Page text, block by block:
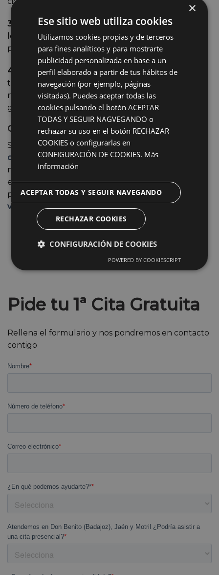
3. Recuperación rápida.La aplicación de anestesia
local facilita la recuperación, permitiendo al
paciente regresar a casa el mismo día.
4. Seguimiento continuo.Nuestro precio del
trasplante capilar incluye citas y revisiones con
nuestra especialista eninjerto capilar en Badajoz
garantizando un seguimiento constante.
CLIMEQ: Tu clínica capilar en Don Benito
Si deseas obtener más información sobre el
del trasplante capilar,te invitamos a acudir a
nuestra clínica capilar en Don Benito
especialista te ofrecerá un tratamiento
personalizado según tus necesidades.Solicita tu
valoración gratuita y recupera tu pelo.
Pide tu 1ª Cita Gratuita
Rellena el formulario y nos pondremos en contacto
contigo
×
Ese sitio web utiliza cookies
Utilizamos cookies propias y de terceros
para fines analíticos y para mostrarte
publicidad personalizada en base a un
perfil elaborado a partir de tus hábitos de
navegación (por ejemplo, páginas
visitadas). Puedes aceptar todas las
cookies pulsando el botón ACEPTAR
TODAS Y SEGUIR NAGVEGANDO o
rechazar su uso en el botón RECHAZAR
COOKIES o configurarlas en
CONFIGURACIÓN DE COOKIES. Más
información
ACEPTAR TODAS Y SEGUIR NAVEGANDO
RECHAZAR COOKIES
CONFIGURACIÓN DE COOKIES
POWERED BY COOKIESCRIPT